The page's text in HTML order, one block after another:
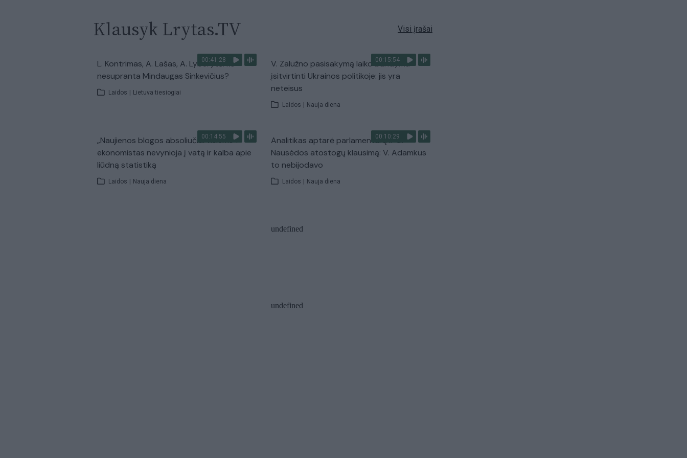
Klausyk Lrytas.TV Visi įrašai
00:41:28
L. Kontrimas, A. Lašas, A. Lyberytė: ko
nesupranta Mindaugas Sinkevičius?
Laidos | Lietuva tiesiogiai
00:15:54
V. Zalužno pasisakymą laiko bandymu
įsitvirtinti Ukrainos politikoje: jis yra
neteisus
Laidos | Nauja diena
00:14:55
„Naujienos blogos absoliučiai visiems“:
ekonomistas nevynioja į vatą ir kalba apie
liūdną statistiką
Laidos | Nauja diena
00:10:29
Analitikas aptarė parlamentarų ir G.
Nausėdos atostogų klausimą: V. Adamkus
to nebijodavo
Laidos | Nauja diena